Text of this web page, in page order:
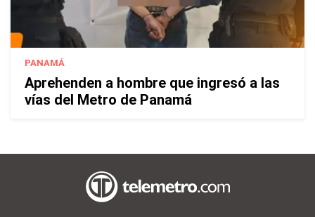
PANAMÁ
Aprehenden a hombre que ingresó a las
vías del Metro de Panamá